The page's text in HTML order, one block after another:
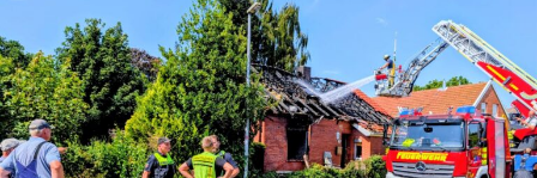
Ver­län­ge­rung der Lebens­dau­er der Fahr­bah­nen.Zum
Ein­satz kommt eine spe­zi­ell ent­wi­ckel­te DSK-Ein­bau­ma­
schi­ne,die das Mate­ri­al direkt auf der Bau­stel­le als kon­ti­
nu­ier­li­che Misch- und Ein­bau­ein­heit herstellt.
Die Behör­den wei­sen jedoch aus­drück­lich dar­auf hin,